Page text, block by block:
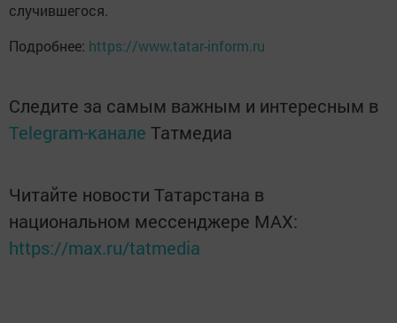
случившегося.
Подробнее: https://www.tatar-inform.ru
Следите за самым важным и интересным в
Telegram-канале Татмедиа
Читайте новости Татарстана в
национальном мессенджере MАХ:
https://max.ru/tatmedia